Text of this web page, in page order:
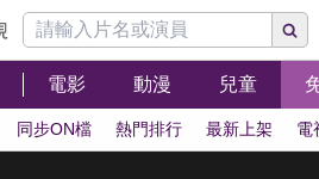
電影 動漫 兒童
同步ON檔 熱門排行 最新上架 電